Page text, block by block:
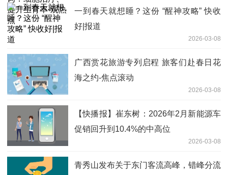
一到春天就想睡？这份 “醒神攻略” 快收
好|报道
2026-03-08
广西赏花旅游专列启程 旅客们赴春日花
海之约-焦点滚动
2026-03-08
【快播报】崔东树：2026年2月新能源车
促销回升到10.4%的中高位
2026-03-08
青秀山发布关于东门客流高峰，错峰分流